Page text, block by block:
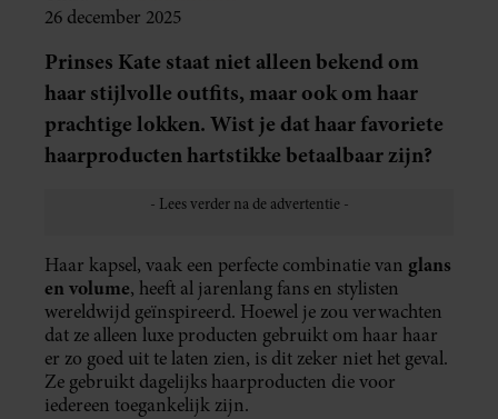
26 december 2025
Prinses Kate staat niet alleen bekend om
haar stijlvolle outfits, maar ook om haar
prachtige lokken. Wist je dat haar favoriete
haarproducten hartstikke betaalbaar zijn?
Haar kapsel, vaak een perfecte combinatie van glans
en volume, heeft al jarenlang fans en stylisten
wereldwijd geïnspireerd. Hoewel je zou verwachten
dat ze alleen luxe producten gebruikt om haar haar
er zo goed uit te laten zien, is dit zeker niet het geval.
Ze gebruikt dagelijks haarproducten die voor
iedereen toegankelijk zijn.